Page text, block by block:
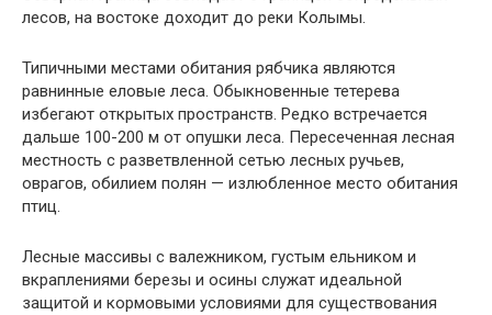
лесов, на востоке доходит до реки Колымы.
Типичными местами обитания рябчика являются
равнинные еловые леса. Обыкновенные тетерева
избегают открытых пространств. Редко встречается
дальше 100-200 м от опушки леса. Пересеченная лесная
местность с разветвленной сетью лесных ручьев,
оврагов, обилием полян — излюбленное место обитания
птиц.
Лесные массивы с валежником, густым ельником и
вкраплениями березы и осины служат идеальной
защитой и кормовыми условиями для существования